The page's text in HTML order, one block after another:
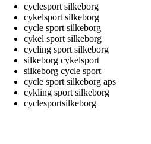
cyclesport silkeborg
cykelsport silkeborg
cycle sport silkeborg
cykel sport silkeborg
cycling sport silkeborg
silkeborg cykelsport
silkeborg cycle sport
cycle sport silkeborg aps
cykling sport silkeborg
cyclesportsilkeborg